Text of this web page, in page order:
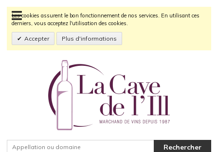
Les cookies assurent le bon fonctionnement de nos services. En utilisant ces
derniers, vous acceptez l'utilisation des cookies.
Accepter Plus d'informations